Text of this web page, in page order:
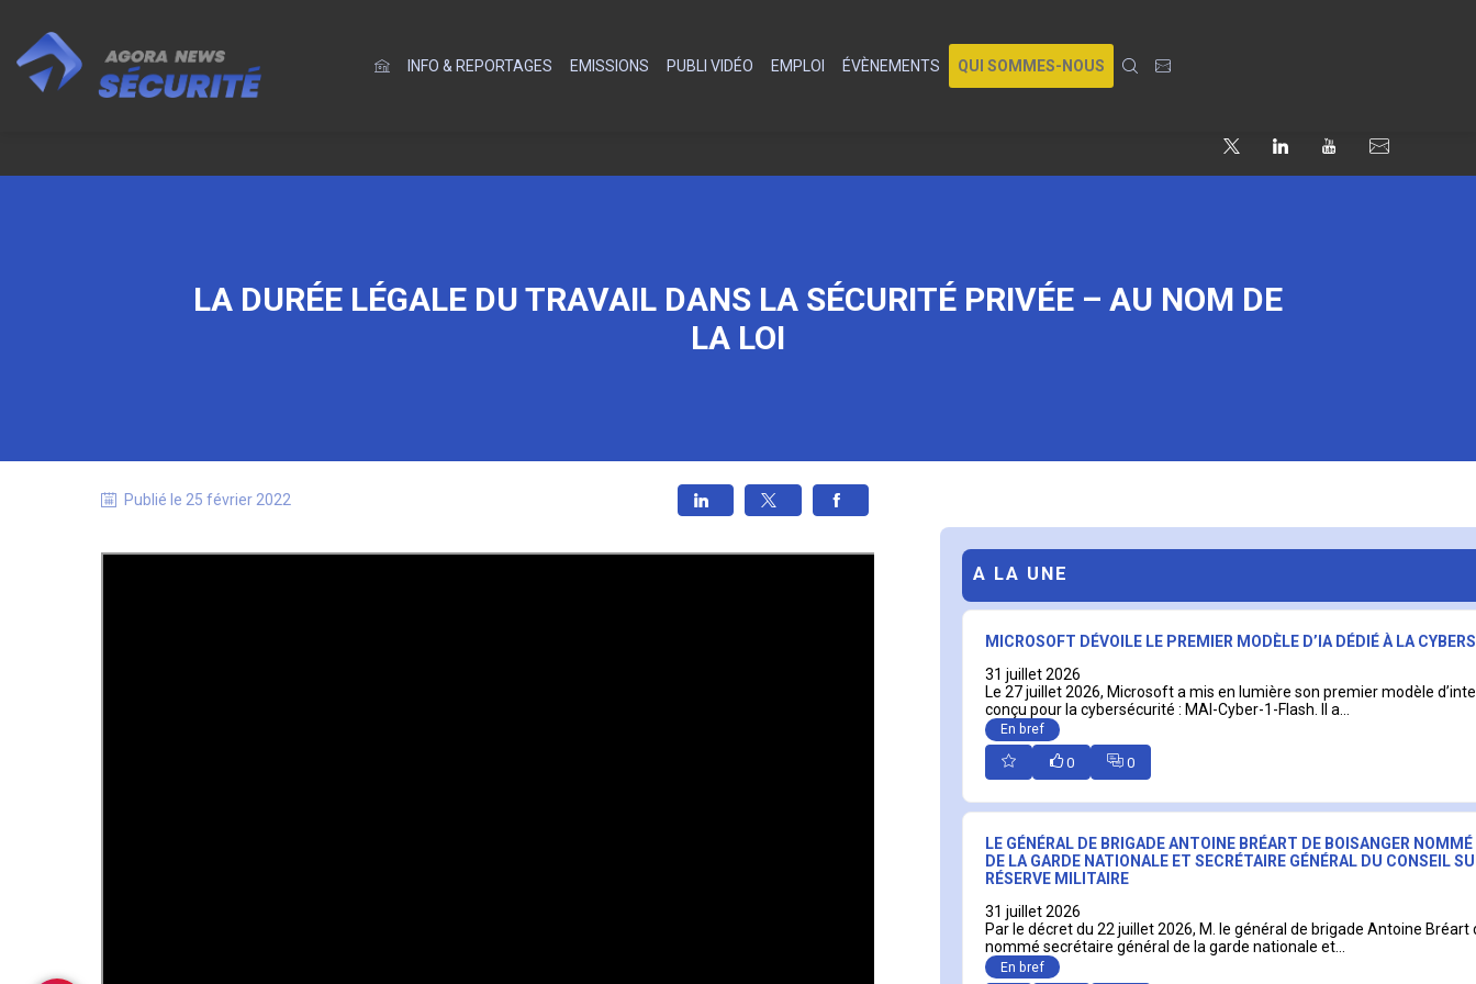
INFO & REPORTAGES EMISSIONS PUBLI VIDÉO EMPLOI ÉVÈNEMENTS QUI SOMMES-NOUS
LA DURÉE LÉGALE DU TRAVAIL DANS LA SÉCURITÉ PRIVÉE – AU NOM DE
LA LOI
Publié le 25 février 2022
A LA UNE
MICROSOFT DÉVOILE LE PREMIER MODÈLE D’IA DÉDIÉ À LA
31 juillet 2026
Le 27 juillet 2026, Microsoft a mis en lumière son premier modèle
conçu pour la cybersécurité : MAI-Cyber-1-Flash. Il a...
En bref
0 0
LE GÉNÉRAL DE BRIGADE ANTOINE BRÉART DE BOISANGER
DE LA GARDE NATIONALE ET SECRÉTAIRE GÉNÉRAL DU CONSEIL
RÉSERVE MILITAIRE
31 juillet 2026
Par le décret du 22 juillet 2026, M. le général de brigade Antoine Bréart
nommé secrétaire général de la garde nationale et...
En bref